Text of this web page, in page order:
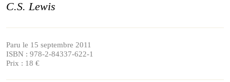
C.S. Lewis
Paru le 15 septembre 2011
ISBN : 978-2-84337-622-1
Prix : 18 €